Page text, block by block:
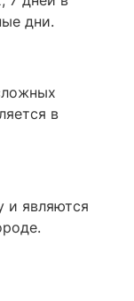
дни.
в
являются